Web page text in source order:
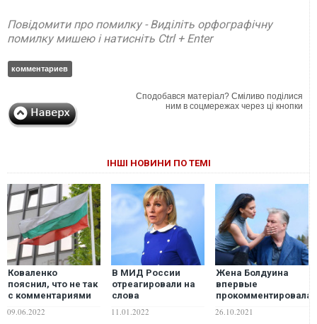
Повідомити про помилку - Виділіть орфографічну
помилку мишею і натисніть Ctrl + Enter
комментариев
Сподобався матеріал? Сміливо поділися
ним в соцмережах через ці кнопки
ІНШІ НОВИНИ ПО ТЕМІ
Коваленко
пояснил, что не так
с комментариями
позиции Болгарии
09.06.2022
В МИД России
отреагировали на
слова
пригрозившего
11.01.2022
Жена Болдуина
впервые
прокомментировала
Гатчинс
26.10.2021